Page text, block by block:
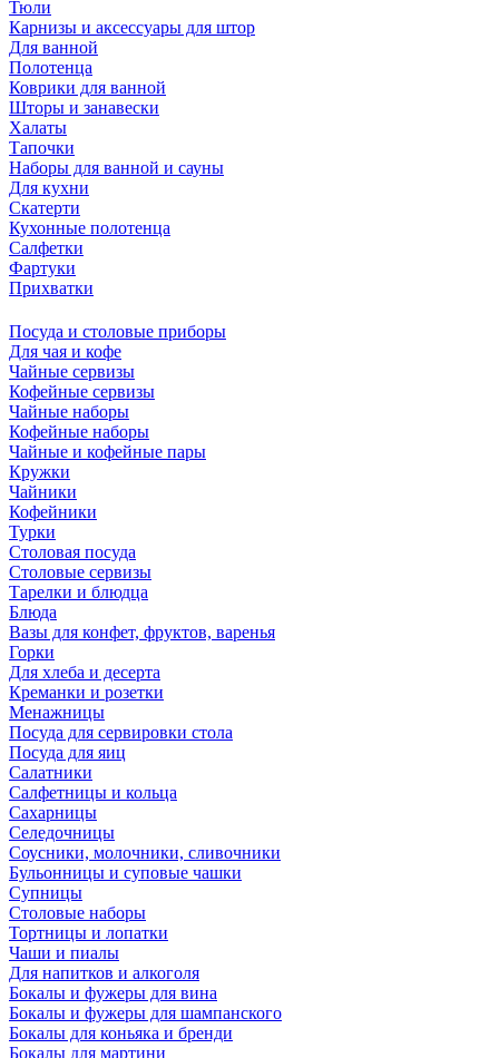
Тюли
Карнизы и аксессуары для штор
Для ванной
Полотенца
Коврики для ванной
Шторы и занавески
Халаты
Тапочки
Наборы для ванной и сауны
Для кухни
Скатерти
Кухонные полотенца
Салфетки
Фартуки
Прихватки
Посуда и столовые приборы
Для чая и кофе
Чайные сервизы
Кофейные сервизы
Чайные наборы
Кофейные наборы
Чайные и кофейные пары
Кружки
Чайники
Кофейники
Турки
Столовая посуда
Столовые сервизы
Тарелки и блюдца
Блюда
Вазы для конфет, фруктов, варенья
Горки
Для хлеба и десерта
Креманки и розетки
Менажницы
Посуда для сервировки стола
Посуда для яиц
Салатники
Салфетницы и кольца
Сахарницы
Селедочницы
Соусники, молочники, сливочники
Бульонницы и суповые чашки
Супницы
Столовые наборы
Тортницы и лопатки
Чаши и пиалы
Для напитков и алкоголя
Бокалы и фужеры для вина
Бокалы и фужеры для шампанского
Бокалы для коньяка и бренди
Бокалы для мартини